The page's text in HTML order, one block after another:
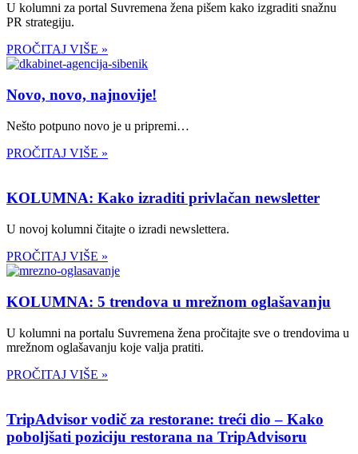
U kolumni za portal Suvremena žena pišem kako izgraditi snažnu
PR strategiju.
PROČITAJ VIŠE »
Novo, novo, najnovije!
Nešto potpuno novo je u pripremi…
PROČITAJ VIŠE »
KOLUMNA: Kako izraditi privlačan newsletter
U novoj kolumni čitajte o izradi newslettera.
PROČITAJ VIŠE »
KOLUMNA: 5 trendova u mrežnom oglašavanju
U kolumni na portalu Suvremena žena pročitajte sve o trendovima u
mrežnom oglašavanju koje valja pratiti.
PROČITAJ VIŠE »
TripAdvisor vodič za restorane: treći dio – Kako
poboljšati poziciju restorana na TripAdvisoru